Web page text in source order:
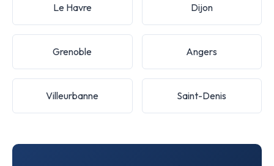
Le Havre Dijon
Grenoble Angers
Villeurbanne Saint-Denis